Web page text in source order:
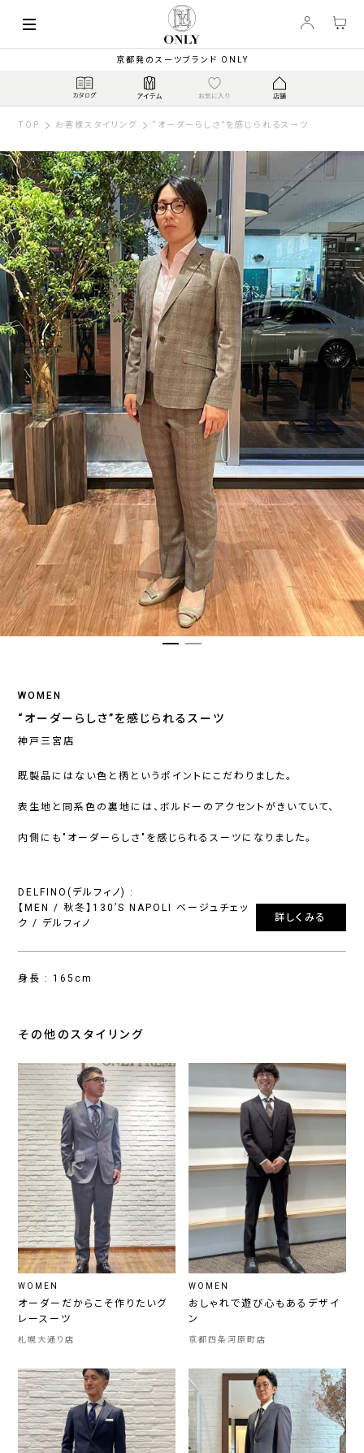
京都発のスーツブランド ONLY
TOP お客様スタイリング “オーダーらしさ”を感じられるスーツ
WOMEN
“オーダーらしさ”を感じられるスーツ
神戸三宮店
既製品にはない色と柄というポイントにこだわりました。
表生地と同系色の裏地には、ボルドーのアクセントがきいていて、
内側にも"オーダーらしさ"を感じられるスーツになりました。
DELFINO(デルフィノ) :
【MEN / 秋冬】130’S NAPOLI ベージュチェッ
ク / デルフィノ
詳しくみる
身長 : 165cm
その他のスタイリング
WOMEN
オーダーだからこそ作りたいグ
レースーツ
札幌大通り店
WOMEN
おしゃれで遊び心もあるデザイ
ン
京都四条河原町店